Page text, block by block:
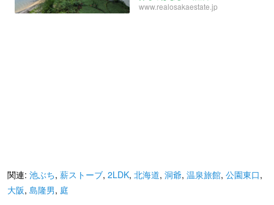
レイクビュー 池っぺり
www.realosakaestate.jp
関連: 池ぶち, 薪ストーブ, 2LDK, 北海道, 洞爺, 温泉旅館, 公園東口,
大阪, 島隆男, 庭